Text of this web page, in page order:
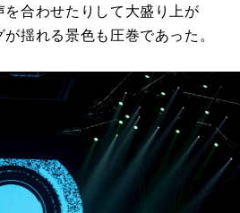
を合わせたりして大盛り上が
揺れる景色も圧巻であった。